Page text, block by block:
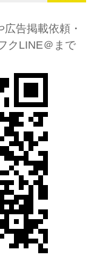
告掲載依頼・
クLINE＠まで